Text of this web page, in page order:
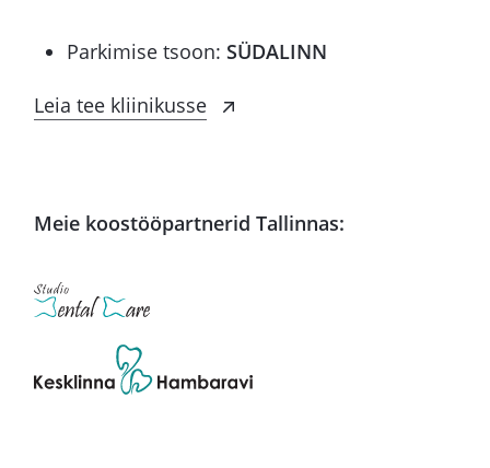
Parkimise tsoon: SÜDALINN
Leia tee kliinikusse
Meie koostööpartnerid Tallinnas: